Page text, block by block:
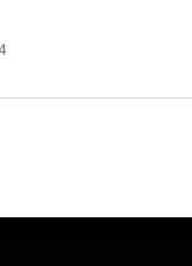
sintonizar ESPN